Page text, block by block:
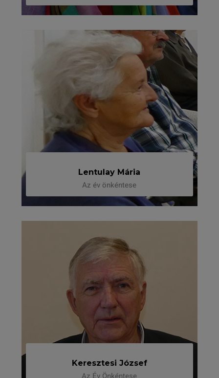
Lentulay Mária
Az év önkéntese
Keresztesi József